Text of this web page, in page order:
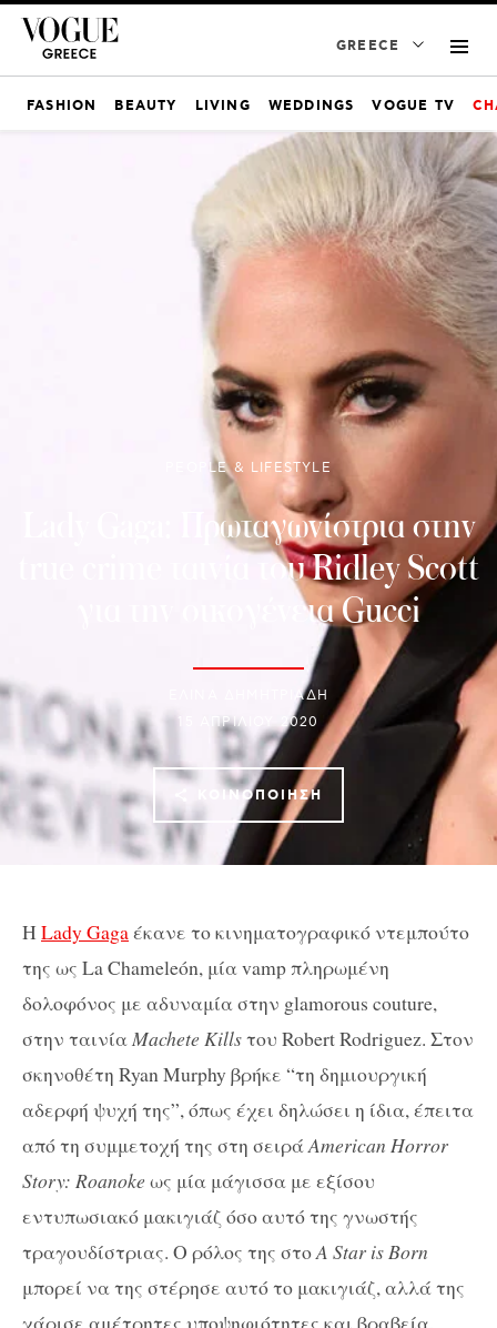
GREECE
FASHION BEAUTY LIVING WEDDINGS VOGUE TV
PEOPLE & LIFESTYLE
Lady Gaga: Πρωταγωνίστρια στην
true crime ταινία του Ridley Scott
για την οικογένεια Gucci
ΕΛΙΝΑ ΔΗΜΗΤΡΙΑΔΗ
15 ΑΠΡΙΛΊΟΥ 2020
ΚΟΙΝΟΠΟΊΗΣΗ
Η Lady Gagaέκανε το κινηματογραφικό ντεμπούτο
της ως La Chameleón, μία vamp πληρωμένη
δολοφόνος με αδυναμία στην glamorous couture,
στην ταινίαMachete Killsτου Robert Rodriguez. Στον
σκηνοθέτη Ryan Murphy βρήκε “τη δημιουργική
αδερφή ψυχή της”, όπως έχει δηλώσει η ίδια, έπειτα
από τη συμμετοχή της στη σειράAmerican Horror
Story: Roanokeως μία μάγισσα με εξίσου
εντυπωσιακό μακιγιάζ όσο αυτό της γνωστής
τραγουδίστριας. Ο ρόλος της στοA Star is Born
μπορεί να της στέρησε αυτό το μακιγιάζ, αλλά της
χάρισε αμέτρητες υποψηφιότητες και βραβεία,